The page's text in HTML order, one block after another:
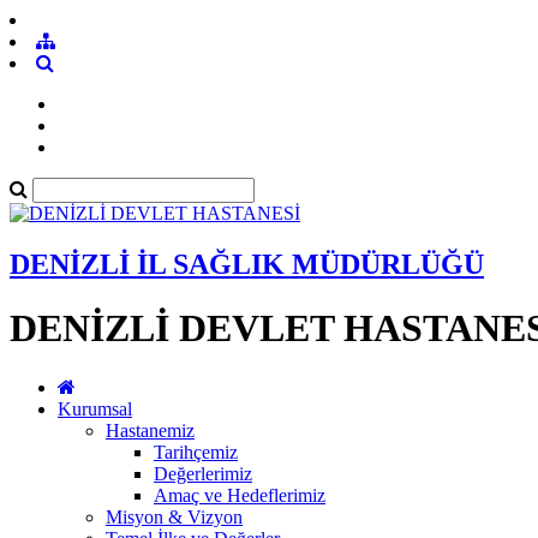
DENİZLİ İL SAĞLIK MÜDÜRLÜĞÜ
DENİZLİ DEVLET
Kurumsal
Hastanemiz
Tarihçemiz
Değerlerimiz
Amaç ve Hedeflerimiz
Misyon & Vizyon